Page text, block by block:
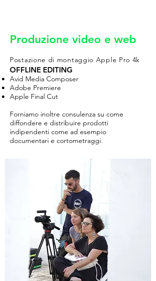
Produzione video e web
Postazione di montaggio Apple Pro 4k
OFFLINE EDITING
Avid Media Composer
Adobe Premiere
Apple Final Cut
Forniamo inoltre consulenza su come
diffondere e distribuire prodotti
indipendenti come ad esempio
documentari e cortometraggi.